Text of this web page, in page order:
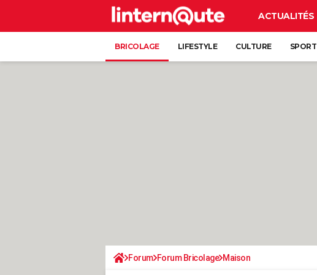
ACTUALITÉS
BRICOLAGE LIFESTYLE CULTURE SPORT
Forum Forum Bricolage Maison